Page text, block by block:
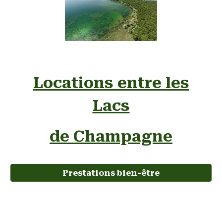
Locations entre les
Lacs
de Champagne
Prestations bien-être